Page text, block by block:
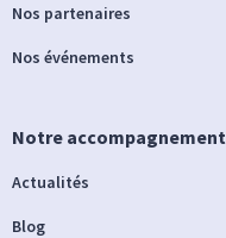
Nos partenaires
Nos événements
Notre accompagnement
Actualités
Blog